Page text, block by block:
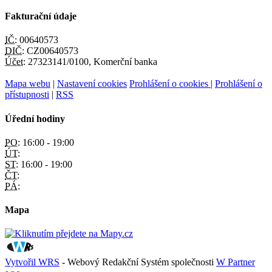
Fakturační údaje
IČ: 00640573
DIČ: CZ00640573
Účet: 27323141/0100, Komerční banka
Mapa webu | Nastavení cookies Prohlášení o cookies | Prohlášení o
přístupnosti | RSS
Úřední hodiny
PO: 16:00 - 19:00
ÚT:
ST: 16:00 - 19:00
ČT:
PÁ:
Mapa
Vytvořil WRS - Webový Redakční Systém společnosti W Partner